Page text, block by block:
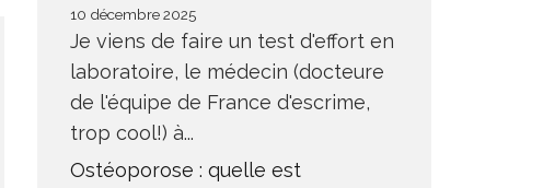
10 décembre 2025
Je viens de faire un test d'effort en
laboratoire, le médecin (docteure
de l'équipe de France d'escrime,
trop cool!) à...
Ostéoporose : quelle est